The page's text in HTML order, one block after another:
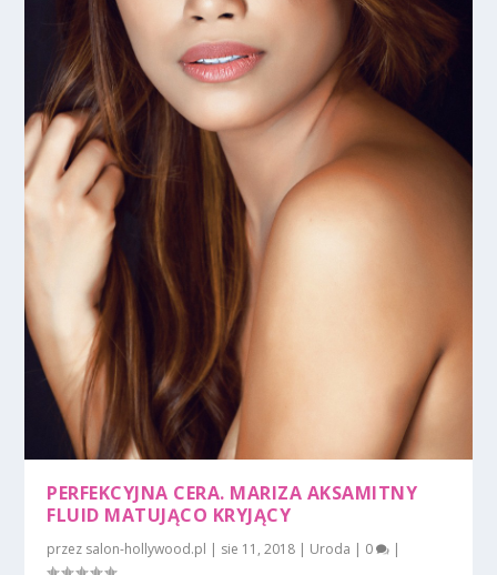
PERFEKCYJNA CERA. MARIZA AKSAMITNY
FLUID MATUJĄCO KRYJĄCY
przez salon-hollywood.pl | sie 11, 2018 | Uroda | 0 |